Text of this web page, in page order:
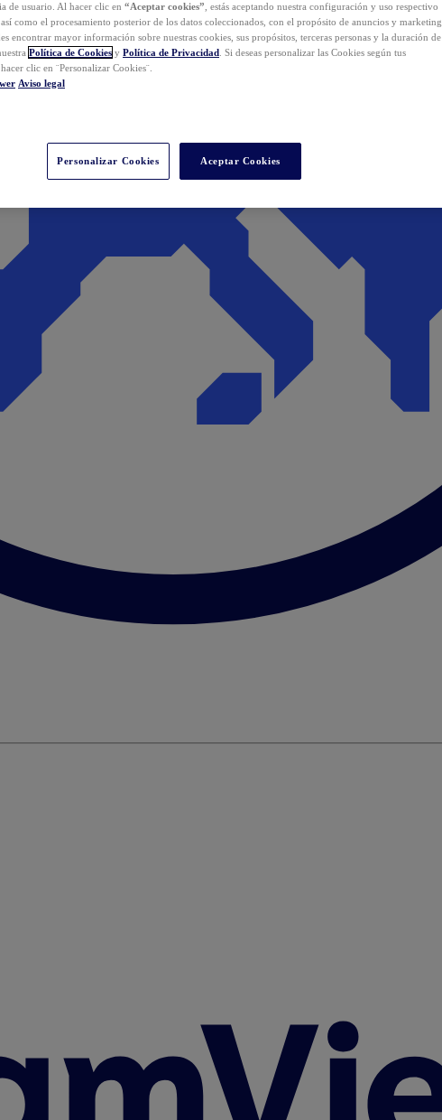
de usuario. Al hacer clic en “Aceptar cookies” , estás aceptando nuestra configuración y uso respectivo
como el procesamiento posterior de los datos coleccionados, con el propósito de anuncios y marketing
encontrar mayor información sobre nuestras cookies, sus propósitos, terceras personas y la duración de
Política de Cookies y Política de Privacidad . Si deseas personalizar las Cookies según tus
clic en ¨Personalizar Cookies¨.
Aviso legal
Personalizar Cookies Aceptar Cookies